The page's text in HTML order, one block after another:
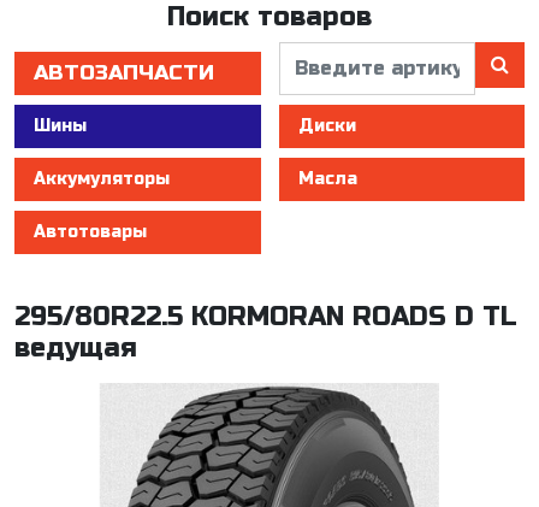
Поиск товаров
АВТОЗАПЧАСТИ
Шины Диски
Аккумуляторы Масла
Автотовары
295/80R22.5 KORMORAN ROADS D TL
ведущая